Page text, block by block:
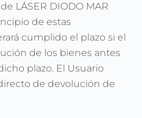
LÁSER DIODO MAR
de estas
cumplido el plazo si el
de los bienes antes
plazo. El Usuario
de devolución de